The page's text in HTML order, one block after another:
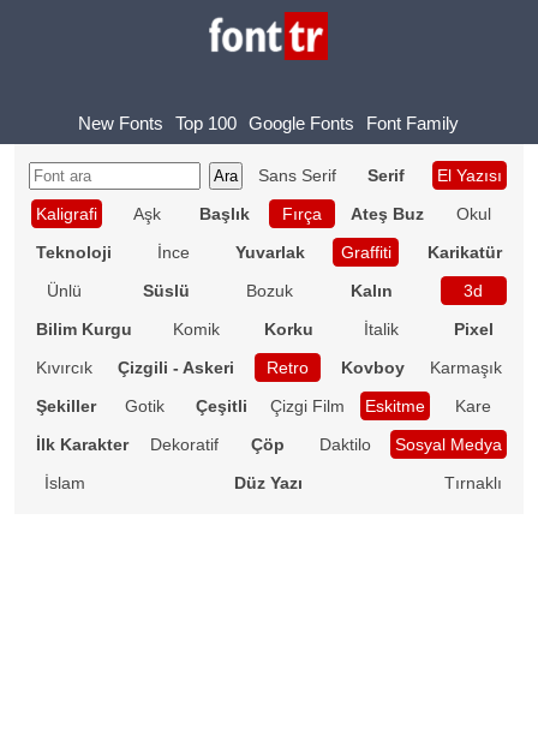
New Fonts Top 100 Google Fonts Font Family
Sans Serif Serif
El Yazısı
Kaligrafi
Aşk Başlık Fırça Ateş Buz
Okul
Teknoloji
İnce Yuvarlak Graffiti
Karikatür
Ünlü
Süslü Bozuk Kalın
3d
Bilim Kurgu
Komik Korku İtalik
Pixel
Kıvırcık
Çizgili - Askeri Retro Kovboy
Karmaşık
Şekiller
Gotik Çeşitli Çizgi Film Eskitme
Kare
İlk Karakter
Dekoratif Çöp Daktilo
Sosyal Medya
İslam
Düz Yazı Tırnaklı